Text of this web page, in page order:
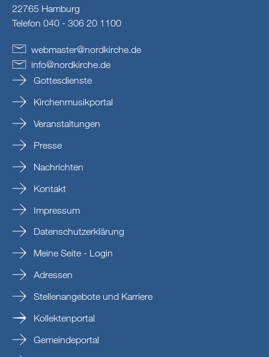
22765 Hamburg
Telefon 040 - 306 20 1100
webmaster@nordkirche de
info@nordkirche.de
Gottesdienste
Kirchenmusikportal
Veranstaltungen
Presse
Nachrichten
Kontakt
Impressum
Datenschutzerklärung
Meine Seite - Login
Adressen
Stellenangebote und Karriere
Kollektenportal
Gemeindeportal